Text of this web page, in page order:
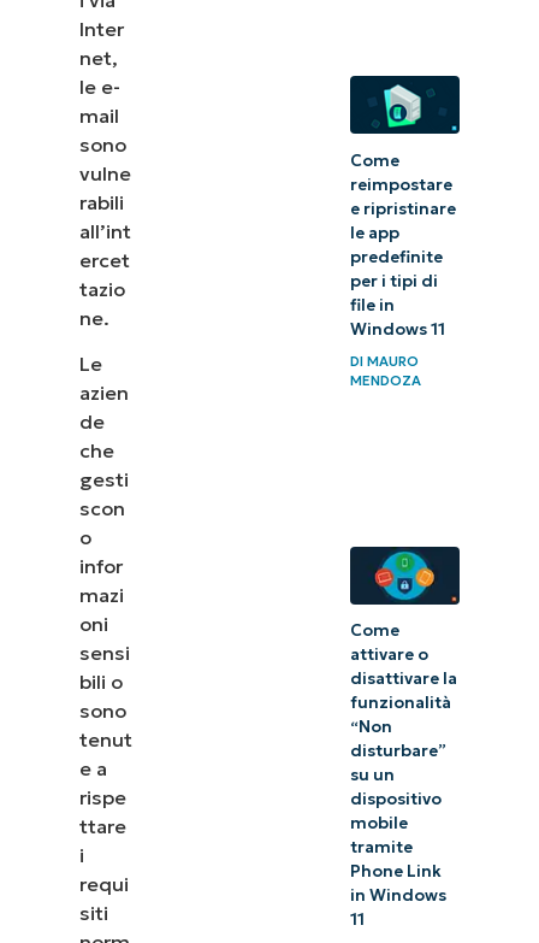
Mantenere
Inter
net,
le e-
mail
sono
vulne
rabili
all’int
ercet
tazio
ne.
Le
azien
de
che
gesti
scon
o
infor
mazi
oni
sensi
bili o
sono
tenut
e a
rispe
ttare
i
requi
siti
Come
reimpostare
e ripristinare
le app
predefinite
per i tipi di
file in
Windows 11
DIMAURO
MENDOZA
Come
attivare o
disattivare la
funzionalità
“Non
disturbare”
su un
dispositivo
mobile
tramite
Phone Link
in Windows
11